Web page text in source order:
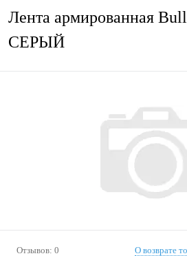
Лента армированная
СЕРЫЙ
Отзывов: 0 О возврате